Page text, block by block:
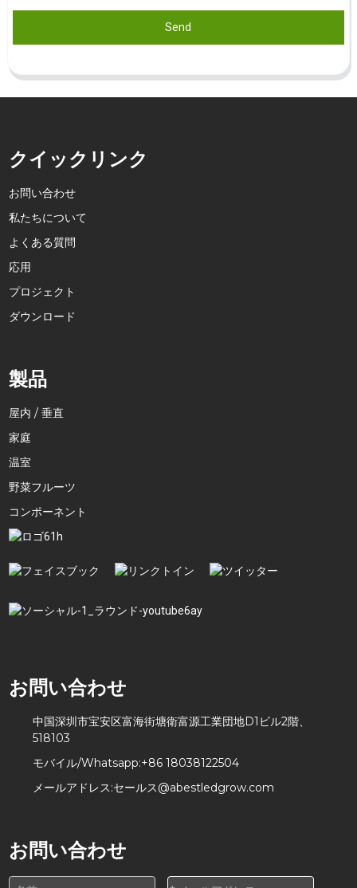
Send
クイックリンク
お問い合わせ
私たちについて
よくある質問
応用
プロジェクト
ダウンロード
製品
屋内 / 垂直
家庭
温室
野菜フルーツ
コンポーネント
お問い合わせ
中国深圳市宝安区富海街塘衛富源工業団地D1ビル2階、
518103
モバイル/Whatsapp:+86 18038122504
メールアドレス:セールス@abestledgrow.com
お問い合わせ